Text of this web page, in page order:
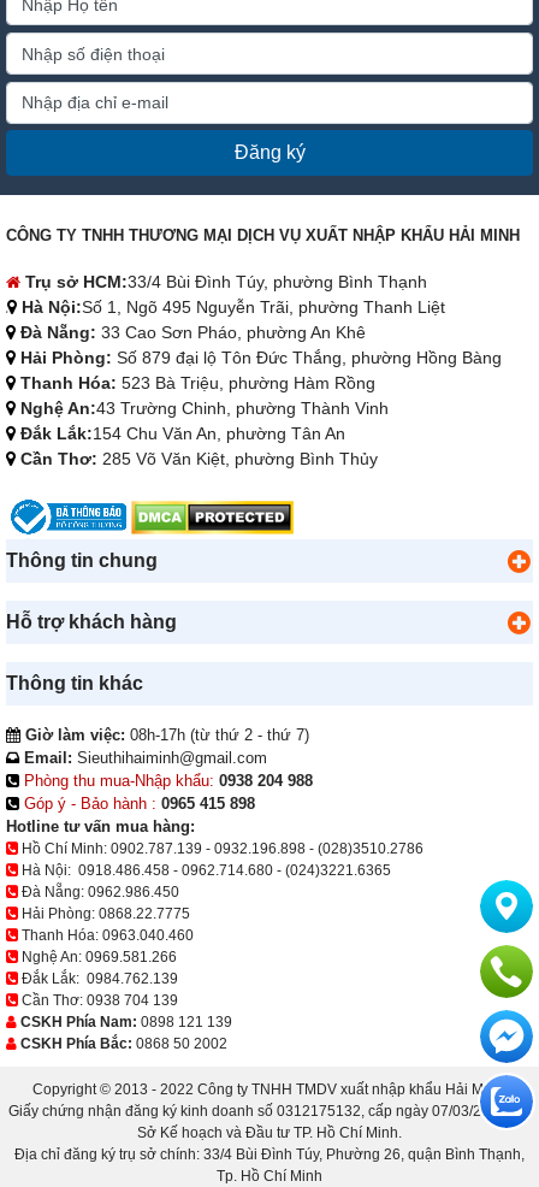
Đăng ký
CÔNG TY TNHH THƯƠNG MẠI DỊCH VỤ XUẤT NHẬP KHẨU HẢI MINH
Trụ sở HCM:33/4 Bùi Đình Túy, phường Bình Thạnh
Hà Nội:Số 1, Ngõ 495 Nguyễn Trãi, phường Thanh Liệt
Đà Nẵng: 33 Cao Sơn Pháo, phường An Khê
Hải Phòng: Số 879 đại lộ Tôn Đức Thắng, phường Hồng Bàng
Thanh Hóa: 523 Bà Triệu, phường Hàm Rồng
Nghệ An:43 Trường Chinh, phường Thành Vinh
Đắk Lắk:154 Chu Văn An, phường Tân An
Cần Thơ: 285 Võ Văn Kiệt, phường Bình Thủy
Thông tin chung
Hỗ trợ khách hàng
Thông tin khác
Giờ làm việc: 08h-17h (từ thứ 2 - thứ 7)
Email: Sieuthihaiminh@gmail.com
Phòng thu mua-Nhập khẩu: 0938 204 988
Góp ý - Bảo hành : 0965 415 898
Hotline tư vấn mua hàng:
Hồ Chí Minh: 0902.787.139 - 0932.196.898 - (028)3510.2786
Hà Nội: 0918.486.458 - 0962.714.680 - (024)3221.6365
Đà Nẵng: 0962.986.450
Hải Phòng: 0868.22.7775
Thanh Hóa: 0963.040.460
Nghệ An: 0969.581.266
Đắk Lắk: 0984.762.139
Cần Thơ: 0938 704 139
CSKH Phía Nam: 0898 121 139
CSKH Phía Bắc: 0868 50 2002
Copyright © 2013 - 2022 Công ty TNHH TMDV xuất nhập khẩu Hải Minh.
Giấy chứng nhận đăng ký kinh doanh số 0312175132, cấp ngày 07/03/2013 bởi
Sở Kế hoạch và Đầu tư TP. Hồ Chí Minh.
Địa chỉ đăng ký trụ sở chính: 33/4 Bùi Đình Túy, Phường 26, quận Bình Thạnh,
Tp. Hồ Chí Minh